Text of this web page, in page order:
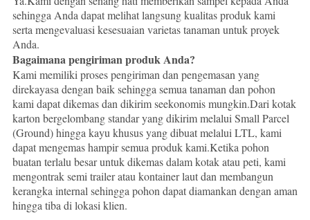
sehingga Anda dapat melihat langsung kualitas produk kami
serta mengevaluasi kesesuaian varietas tanaman untuk proyek
Anda.
Bagaimana pengiriman produk Anda?
Kami memiliki proses pengiriman dan pengemasan yang
direkayasa dengan baik sehingga semua tanaman dan pohon
kami dapat dikemas dan dikirim seekonomis mungkin.Dari kotak
karton bergelombang standar yang dikirim melalui Small Parcel
(Ground) hingga kayu khusus yang dibuat melalui LTL, kami
dapat mengemas hampir semua produk kami.Ketika pohon
buatan terlalu besar untuk dikemas dalam kotak atau peti, kami
mengontrak semi trailer atau kontainer laut dan membangun
kerangka internal sehingga pohon dapat diamankan dengan aman
hingga tiba di lokasi klien.